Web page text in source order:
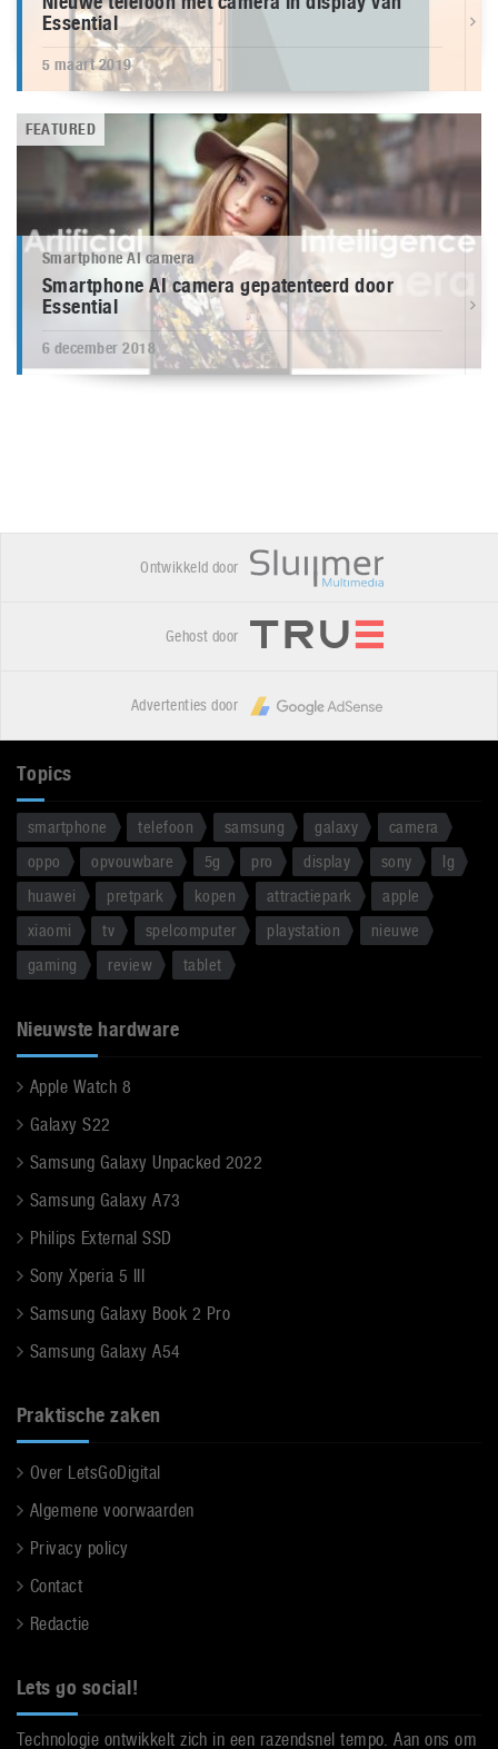
Essential
5 maart 2019
FEATURED
Smartphone AI camera
Smartphone AI camera gepatenteerd door
Essential
6 december 2018
Ontwikkeld door
Gehost door
Advertenties door
Topics
smartphone telefoon samsung galaxy
camera
oppo
opvouwbare 5g pro display sony
lg
huawei
pretpark kopen attractiepark
apple
xiaomi
tv spelcomputer playstation
nieuwe
gaming
review tablet
Nieuwste hardware
Apple Watch 8
Galaxy S22
Samsung Galaxy Unpacked 2022
Samsung Galaxy A73
Philips External SSD
Sony Xperia 5 III
Samsung Galaxy Book 2 Pro
Samsung Galaxy A54
Praktische zaken
Over LetsGoDigital
Algemene voorwaarden
Privacy policy
Contact
Redactie
Lets go social!
Technologie ontwikkelt zich in een razendsnel tempo. Aan ons om